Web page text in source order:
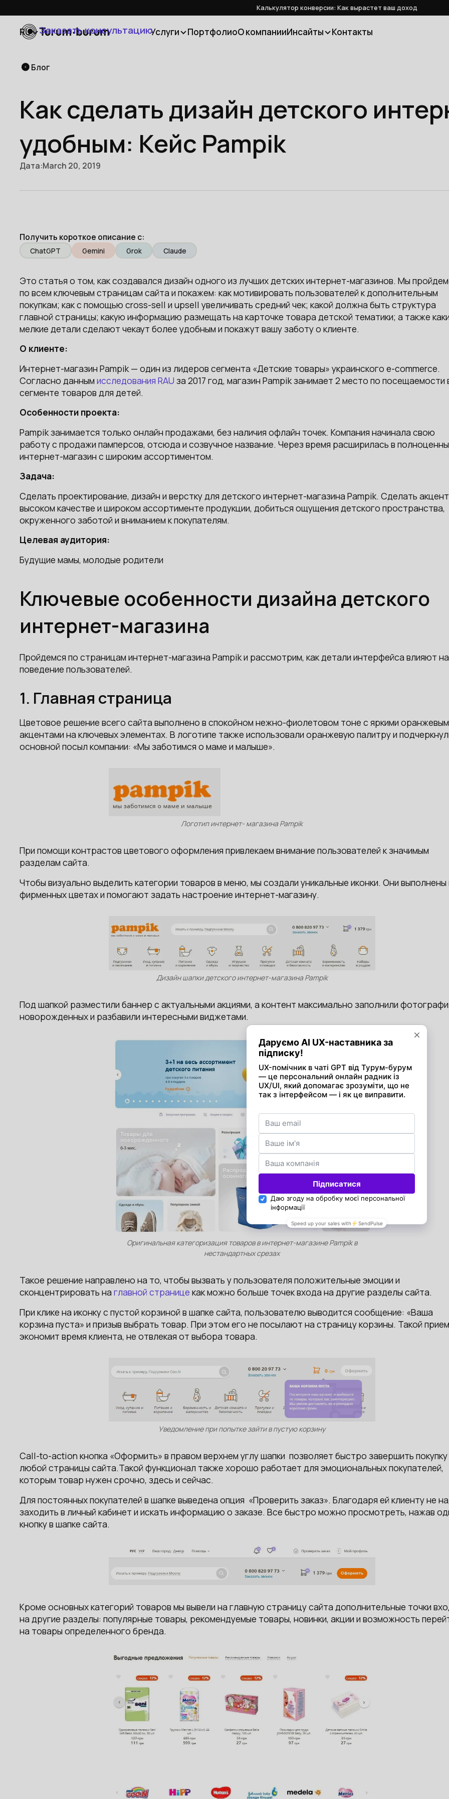
Калькулятор конверсии: Как вырастет ваш доход
Услуги ПортфолиоО компанииИнсайты Контакты
RU Заказать консультацию
Блог
Как сделать дизайн детского
удобным: Кейс Pampik
Дата:March 20, 2019
Получить короткое описание с:
ChatGPT Gemini Grok Claude
Это статья о том, как создавался дизайн одного из лучших детских интернет-магазинов. Мы
по всем ключевым страницам сайта и покажем: как мотивировать пользователей к дополнительным
покупкам; как с помощью cross-sell и upsell увеличивать средний чек; какой должна быть структура
главной страницы; какую информацию размещать на карточке товара детской тематики; а также
мелкие детали сделают чекаут более удобным и покажут вашу заботу о клиенте.
О клиенте:
Интернет-магазин Pampik — один из лидеров сегмента «Детские товары» украинского e-commerce.
Согласно данным исследования RAU за 2017 год, магазин Pampik занимает 2 место по посещаемости
сегменте товаров для детей.
Особенности проекта:
Pampik занимается только онлайн продажами, без наличия офлайн точек. Компания начинала свою
работу с продажи памперсов, отсюда и созвучное название. Через время расширилась в
интернет-магазин с широким ассортиментом.
Задача:
Сделать проектирование, дизайн и верстку для детского интернет-магазина Pampik. Сделать
высоком качестве и широком ассортименте продукции, добиться ощущения детского пространства,
окруженного заботой и вниманием к покупателям.
Целевая аудитория:
Будущие мамы, молодые родители
Ключевые особенности дизайна детского
интернет-магазина
Пройдемся по страницам интернет-магазина Pampik и рассмотрим, как детали интерфейса влияют на
поведение пользователей.
1. Главная страница
Цветовое решение всего сайта выполнено в спокойном нежно-фиолетовом тоне с яркими
акцентами на ключевых элементах. В логотипе также использовали оранжевую палитру и
основной посыл компании: «Мы заботимся о маме и малыше».
Логотип интернет- магазина Pampik
При помощи контрастов цветового оформления привлекаем внимание пользователей к значимым
разделам сайта.
Чтобы визуально выделить категории товаров в меню, мы создали уникальные иконки. Они выполнены
фирменных цветах и помогают задать настроение интернет-магазину.
Дизайн шапки детского интернет-магазина Pampik
Под шапкой разместили баннер с актуальными акциями, а контент максимально заполнили
новорожденных и разбавили интересными виджетами.
Оригинальная категоризация товаров в интернет-магазине Pampik в
нестандартных срезах
Такое решение направлено на то, чтобы вызвать у пользователя положительные эмоции и
сконцентрировать на главной странице как можно больше точек входа на другие разделы сайта.
При клике на иконку с пустой корзиной в шапке сайта, пользователю выводится сообщение: «Ваша
корзина пуста» и призыв выбрать товар. При этом его не посылают на страницу корзины. Такой прием
экономит время клиента, не отвлекая от выбора товара.
Уведомление при попытке зайти в пустую корзину
Call-to-action кнопка «Оформить» в правом верхнем углу шапки позволяет быстро завершить
любой страницы сайта.Такой функционал также хорошо работает для эмоциональных покупателей,
которым товар нужен срочно, здесь и сейчас.
Для постоянных покупателей в шапке выведена опция «Проверить заказ». Благодаря ей клиенту не
заходить в личный кабинет и искать информацию о заказе. Все быстро можно просмотреть, нажав
кнопку в шапке сайта.
Кроме основных категорий товаров мы вывели на главную страницу сайта дополнительные точки
на другие разделы: популярные товары, рекомендуемые товары, новинки, акции и возможность
на товары определенного бренда.